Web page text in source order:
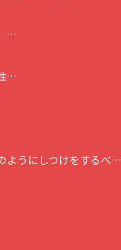
…
…
ようにしつけをするべ…